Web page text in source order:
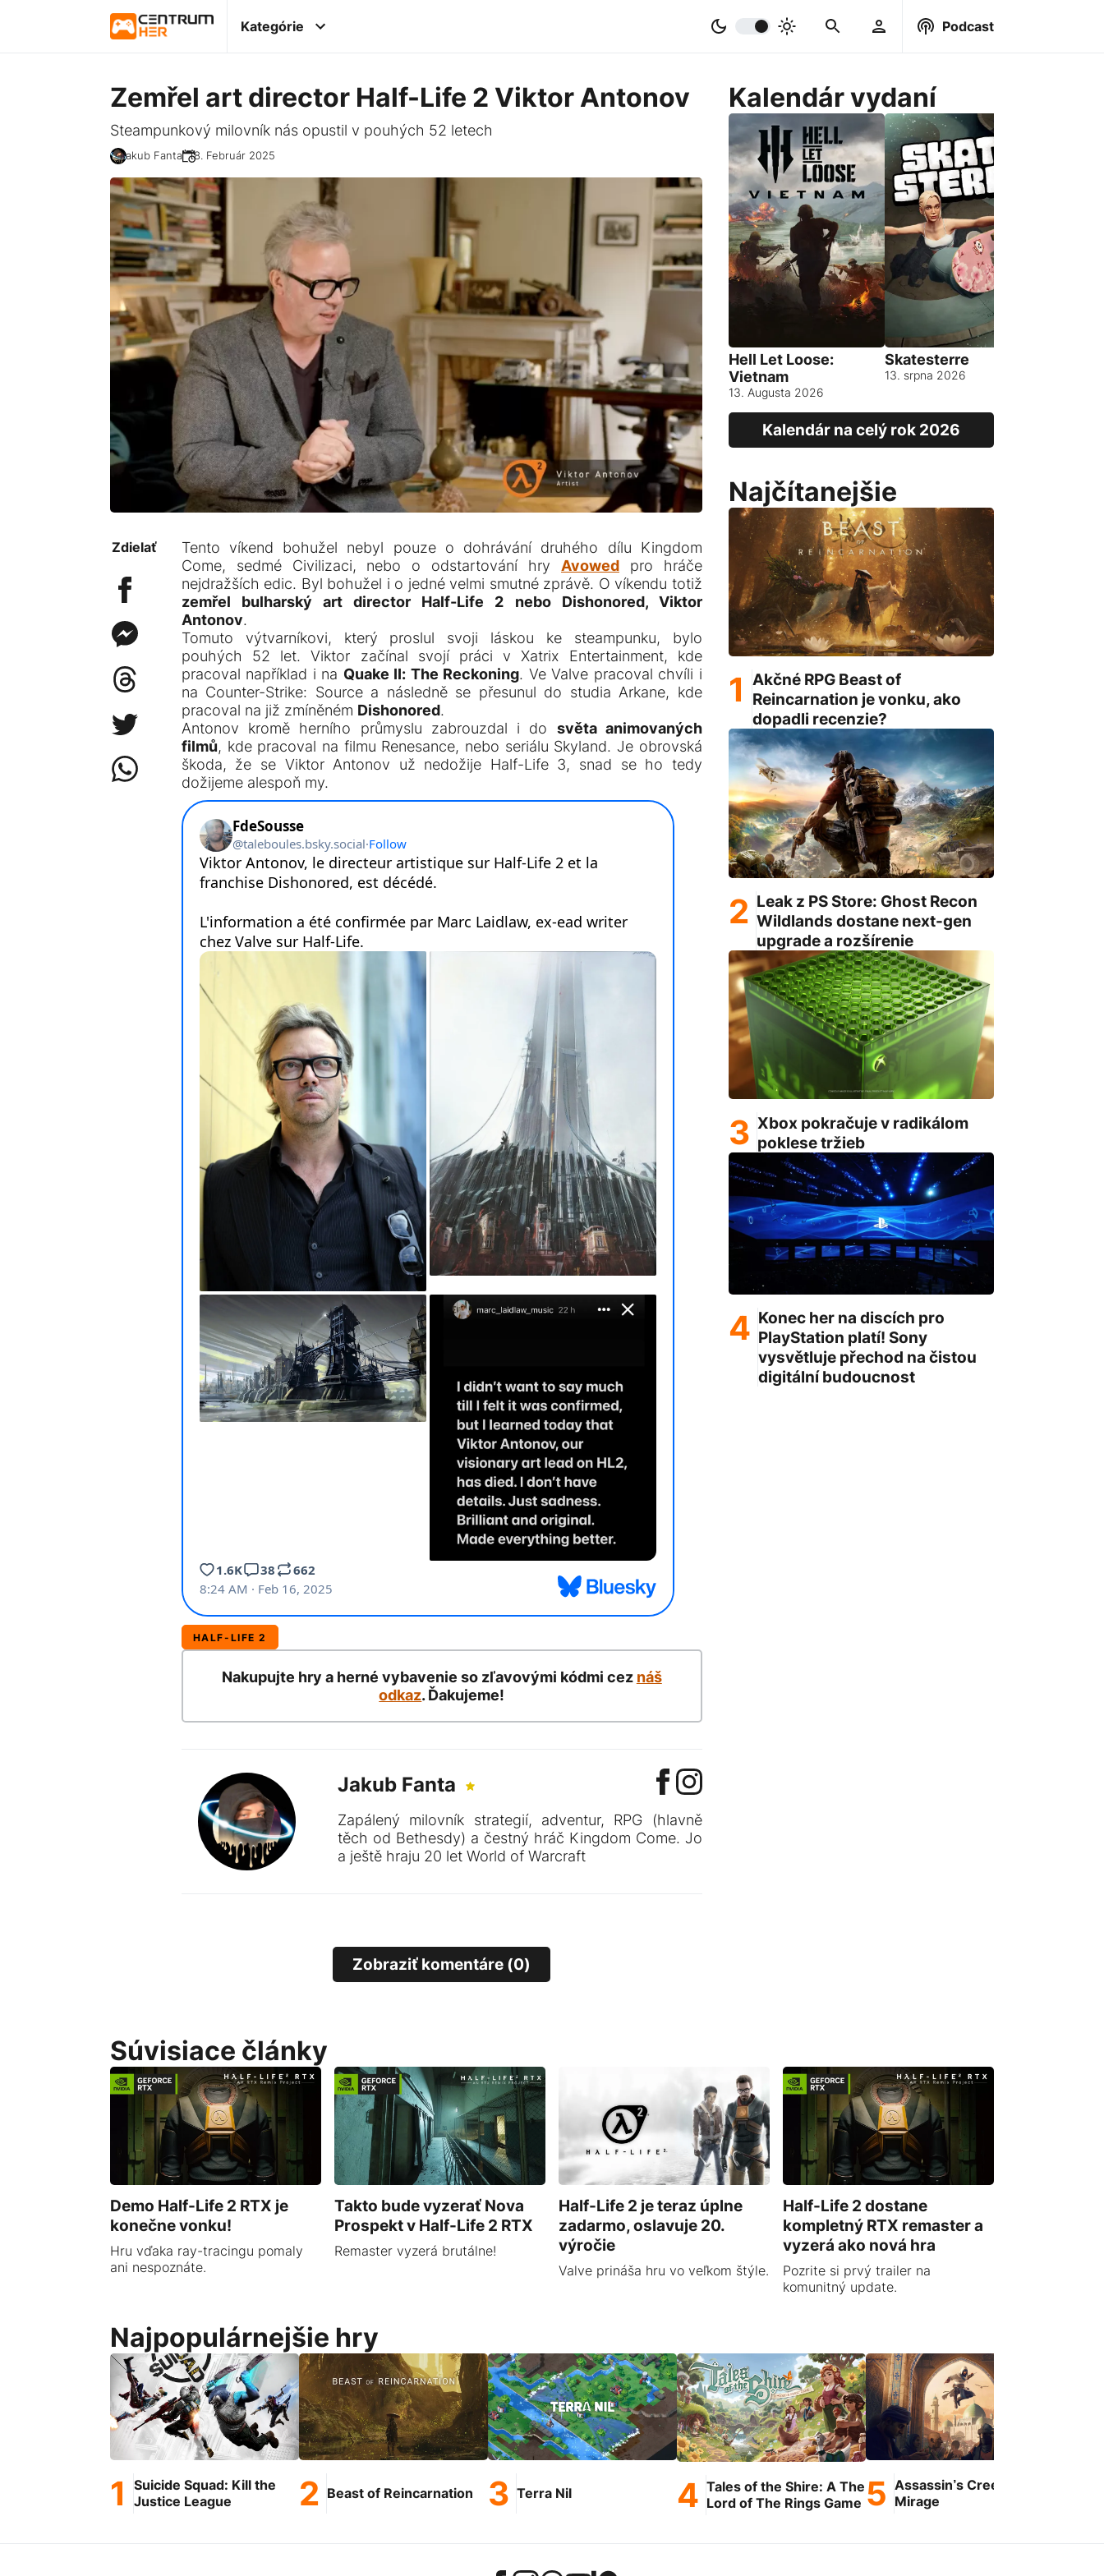
Kategórie Podcast
Zemřel art director Half-Life 2 Viktor Antonov
Steampunkový milovník nás opustil v pouhých 52 letech
Jakub Fanta 18. Február 2025
Zdielať
Tento víkend bohužel nebyl pouze o dohrávání druhého dílu Kingdom
Come, sedmé Civilizaci, nebo o odstartování hryAvowed pro hráče
nejdražších edic. Byl bohužel i o jedné velmi smutné zprávě. O víkendu totiž
zemřel bulharský art director Half-Life 2 nebo Dishonored, Viktor
Antonov.
Tomuto výtvarníkovi, který proslul svoji láskou ke steampunku, bylo
pouhých 52 let. Viktor začínal svojí práci v Xatrix Entertainment, kde
pracoval například i na Quake II: The Reckoning. Ve Valve pracoval chvíli i
na Counter-Strike: Source a následně se přesunul do studia Arkane, kde
pracoval na již zmíněném Dishonored.
Antonov kromě herního průmyslu zabrouzdal i do světa animovaných
filmů, kde pracoval na filmu Renesance, nebo seriálu Skyland. Je obrovská
škoda, že se Viktor Antonov už nedožije Half-Life 3, snad se ho tedy
dožijeme alespoň my.
HALF-LIFE 2
Nakupujte hry a herné vybavenie so zľavovými kódmi cez náš
odkaz. Ďakujeme!
Jakub Fanta
Zapálený milovník strategií, adventur, RPG (hlavně
těch od Bethesdy) a čestný hráč Kingdom Come. Jo
a ještě hraju 20 let World of Warcraft
Zobraziť komentáre (0)
Súvisiace články
Demo Half-Life 2 RTX je
konečne vonku!
Hru vďaka ray-tracingu pomaly
ani nespoznáte.
Takto bude vyzerať Nova
Prospekt v Half-Life 2 RTX
Remaster vyzerá brutálne!
Half-Life 2 je teraz úplne
zadarmo, oslavuje 20.
výročie
Valve prináša hru vo veľkom štýle.
Half-Life 2 dostane
kompletný RTX remaster a
vyzerá ako nová hra
Pozrite si prvý trailer na
komunitný update.
Najpopulárnejšie hry
Suicide Squad: Kill the
Justice League
Beast of Reincarnation Terra Nil
Tales of the Shire: A The
Lord of The Rings Game
Assassin’s Creed
Mirage
Kalendár vydaní
Hell Let Loose:
Vietnam
13. Augusta 2026
Skatesterre
13. srpna 2026
Kalendár na celý rok 2026
Najčítanejšie
Akčné RPG Beast of
Reincarnation je vonku, ako
dopadli recenzie?
Leak z PS Store: Ghost Recon
Wildlands dostane next-gen
upgrade a rozšírenie
Xbox pokračuje v radikálom
poklese tržieb
Konec her na discích pro
PlayStation platí! Sony
vysvětluje přechod na čistou
digitální budoucnost